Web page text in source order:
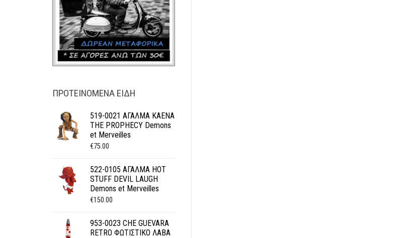
ΠΡΟΤΕΙΝΌΜΕΝΑ ΕΊΔΗ
519-0021 ΑΓΑΛΜΑ KAENA
THE PROPHECY Demons
et Merveilles
€75.00
522-0105 ΑΓΑΛΜΑ HOT
STUFF DEVIL LAUGH
Demons et Merveilles
€150.00
953-0023 CHE GUEVARA
RETRO ΦΩΤΙΣΤΙΚΟ ΛΑΒΑ